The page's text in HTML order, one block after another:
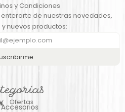
y Condiciones
de nuestras novedades,
nuevos productos:
Ofertas
Accesorios